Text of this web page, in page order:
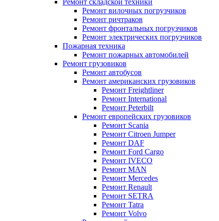
Ремонт складской техники
Ремонт вилочных погрузчиков
Ремонт ричтраков
Ремонт фронтальных погрузчиков
Ремонт электрических погрузчиков
Пожарная техника
Ремонт пожарных автомобилей
Ремонт грузовиков
Ремонт автобусов
Ремонт американских грузовиков
Ремонт Freightliner
Ремонт International
Ремонт Peterbilt
Ремонт европейских грузовиков
Ремонт Scania
Ремонт Citroen Jumper
Ремонт DAF
Ремонт Ford Cargo
Ремонт IVECO
Ремонт MAN
Ремонт Mercedes
Ремонт Renault
Ремонт SETRA
Ремонт Tatra
Ремонт Volvo